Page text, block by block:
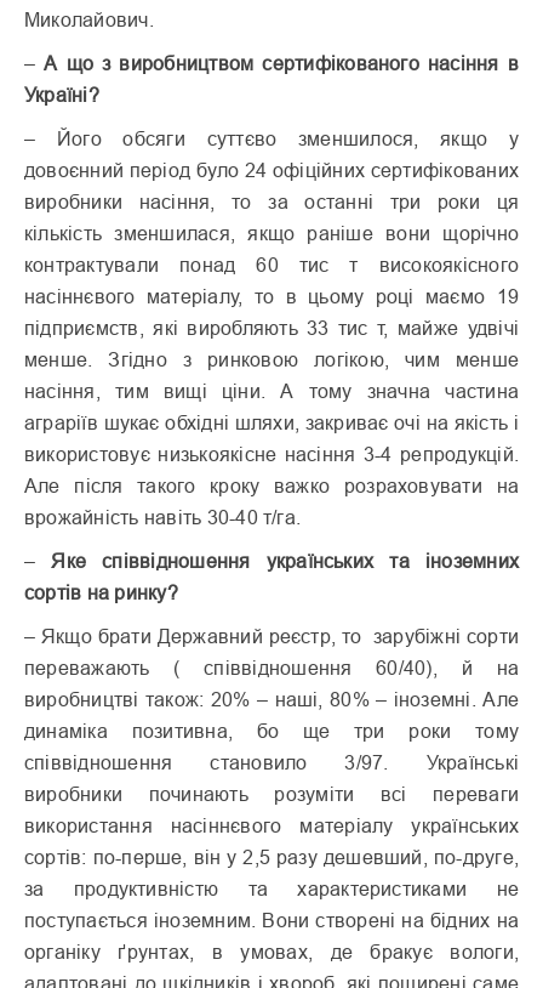
Миколайович.
–А що з виробництвом сертифікованого насіння в
Україні?
– Його обсяги суттєво зменшилося, якщо у
довоєнний період було 24 офіційних сертифікованих
виробники насіння, то за останні три роки ця
кількість зменшилася, якщо раніше вони щорічно
контрактували понад 60 тис т високоякісного
насіннєвого матеріалу, то в цьому році маємо 19
підприємств, які виробляють 33 тис т, майже удвічі
менше. Згідно з ринковою логікою, чим менше
насіння, тим вищі ціни. А тому значна частина
аграріїв шукає обхідні шляхи, закриває очі на якість і
використовує низькоякісне насіння 3-4 репродукцій.
Але після такого кроку важко розраховувати на
врожайність навіть 30-40 т/га.
– Яке співвідношення українських та іноземних
сортів на ринку?
– Якщо брати Державний реєстр, то зарубіжні сорти
переважають ( співвідношення 60/40), й на
виробництві також: 20% – наші, 80% – іноземні. Але
динаміка позитивна, бо ще три роки тому
співвідношення становило 3/97. Українські
виробники починають розуміти всі переваги
використання насіннєвого матеріалу українських
сортів: по-перше, він у 2,5 разу дешевший, по-друге,
за продуктивністю та характеристиками не
поступається іноземним. Вони створені на бідних на
органіку ґрунтах, в умовах, де бракує вологи,
адаптовані до шкідників і хвороб, які поширені саме